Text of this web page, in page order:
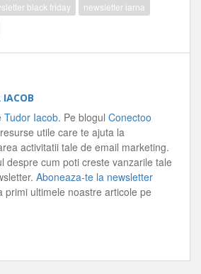
black friday
newsletter iarna
IACOB
Tudor Iacob. Pe blogul Conectoo
utile care te ajuta la
activitatii tale de email marketing.
despre cum poti creste vanzarile tale
Aboneaza-te la newsletter
primi ultimele noastre articole pe